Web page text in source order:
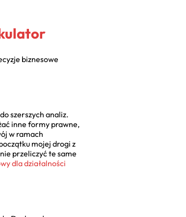
biznesowe
szerszych analiz.
inne formy prawne,
w ramach
mojej drogi z
przeliczyć te same
dla działalności